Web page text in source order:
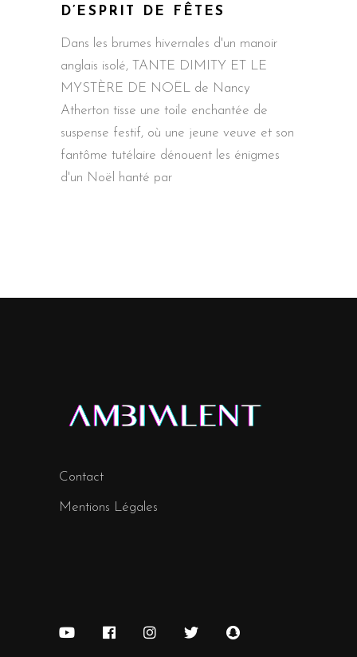
D’ESPRIT DE FÊTES
Dans les brumes hivernales d'un manoir
anglais isolé, TANTE DIMITY ET LE
MYSTÈRE DE NOËL de Nancy
Atherton tisse une toile enchantée de
suspense festif, où une jeune veuve et son
fantôme tutélaire dénouent les énigmes
d'un Noël hanté par
Contact
Mentions Légales